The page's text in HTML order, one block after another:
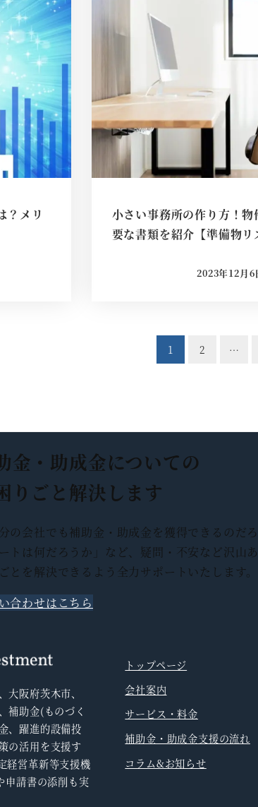
？メリ
小さい事務所の作り方！
要な書類を紹介【準備物リ
投稿日
2023年12月6
1 2 …
金・助成金についての
りごと解決します
分の会社でも補助金・助成金を獲得できるの
トは何だろうか」など、疑問・不安など沢山
とを解決できるよう全力サポートいたします
合わせはこちら
大阪府茨木市、
補助金(ものづく
、躍進的設備投
の活用を支援す
経営革新等支援機
申請書の添削も実
トップページ
会社案内
サービス・料金
補助金・助成金支援の流れ
コラム&お知らせ